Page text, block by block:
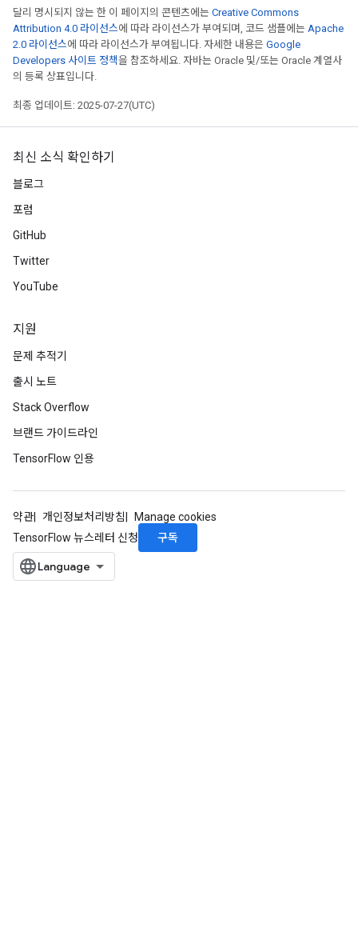
달리 명시되지 않는 한 이 페이지의 콘텐츠에는 Creative Commons
Attribution 4.0 라이선스에 따라 라이선스가 부여되며, 코드 샘플에는 Apache
2.0 라이선스에 따라 라이선스가 부여됩니다. 자세한 내용은 Google
Developers 사이트 정책을 참조하세요. 자바는 Oracle 및/또는 Oracle 계열사
의 등록 상표입니다.
최종 업데이트: 2025-07-27(UTC)
최신 소식 확인하기
블로그
포럼
GitHub
Twitter
YouTube
지원
문제 추적기
출시 노트
Stack Overflow
브랜드 가이드라인
TensorFlow 인용
약관 개인정보처리방침
Manage cookies
TensorFlow 뉴스레터 신청
구독